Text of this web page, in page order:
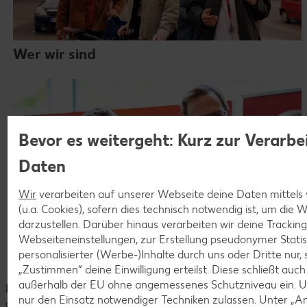
Wer wir sind
Unsere Messen und Events
Hinweis:Für eine bessere Lesbarkeit verwenden wir die
männliche Form. Damit sprechen wir selbstverständlich alle
Bevor es weitergeht: Kurz zur
Daten
Wir verarbeiten auf unserer Webseite deine Daten mittels
(u.a. Cookies), sofern dies technisch notwendig ist, um die
darzustellen. Darüber hinaus verarbeiten wir deine
Webseiteneinstellungen, zur Erstellung pseudonymer
personalisierter (Werbe-)Inhalte durch uns oder Dritte nur,
„Zustimmen“ deine Einwilligung erteilst. Diese schließt
außerhalb der EU ohne angemessenes Schutzniveau ein.
nur den Einsatz notwendiger Techniken zulassen. Unter